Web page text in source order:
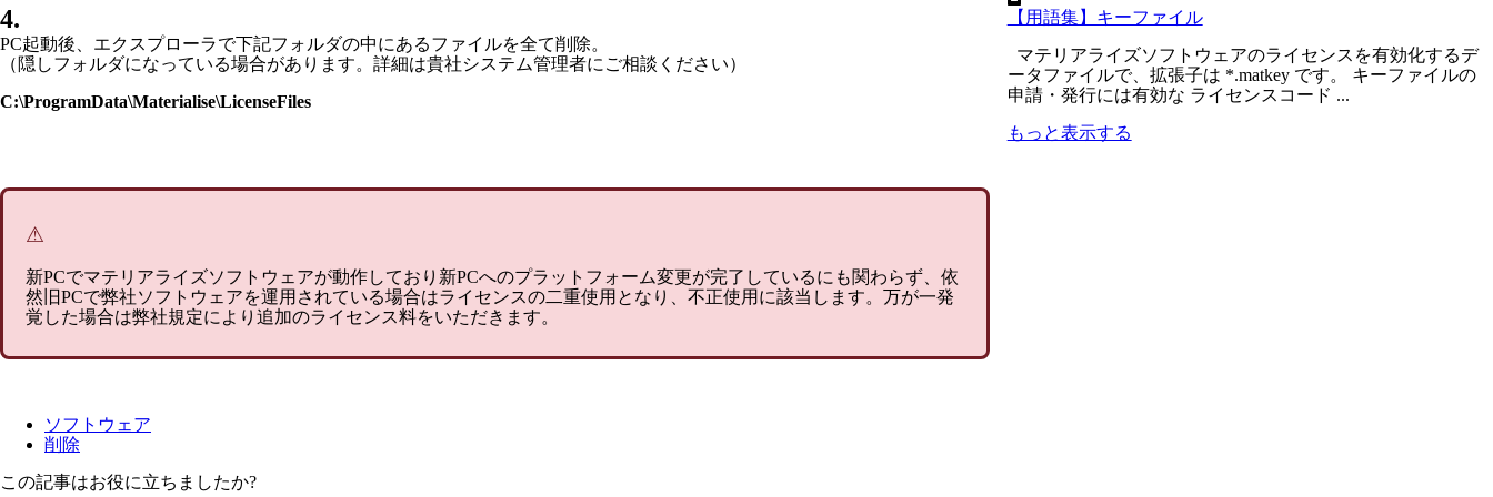
4.
PC起動後、エクスプローラで下記フォルダの中にあるファイルを全て削除。
（隠しフォルダになっている場合があります。詳細は貴社システム管理者にご相談ください）
C:\ProgramData\Materialise\LicenseFiles
⚠
新PCでマテリアライズソフトウェアが動作しており新PCへのプラットフォーム変更が完了しているにも関わらず、依
然旧PCで弊社ソフトウェアを運用されている場合はライセンスの二重使用となり、不正使用に該当します。万が一発
覚した場合は弊社規定により追加のライセンス料をいただきます。
ソフトウェア
削除
この記事はお役に立ちましたか?
【用語集】キーファイル
マテリアライズソフトウェアのライセンスを有効化するデ
ータファイルで、拡張子は *.matkey です。 キーファイルの
申請・発行には有効な ライセンスコード ...
もっと表示する